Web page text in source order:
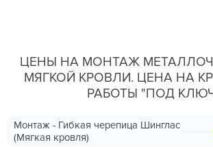
ЦЕНЫ НА МОНТАЖ
МЯГКОЙ КРОВЛИ. ЦЕНА НА
РАБОТЫ "ПОД
Монтаж - Гибкая черепица Шинглас
(Мягкая кровля)